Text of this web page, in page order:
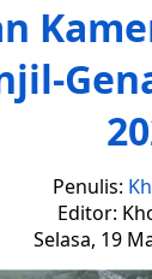
Penulis:
Editor:
Selasa, 19